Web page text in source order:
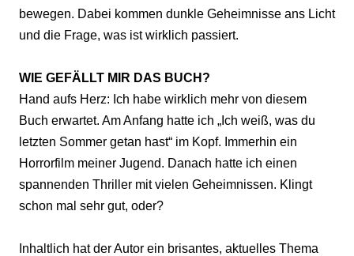
bewegen. Dabei kommen dunkle Geheimnisse ans Licht
und die Frage, was ist wirklich passiert.
WIE GEFÄLLT MIR DAS BUCH?
Hand aufs Herz: Ich habe wirklich mehr von diesem
Buch erwartet. Am Anfang hatte ich „Ich weiß, was du
letzten Sommer getan hast“ im Kopf. Immerhin ein
Horrorfilm meiner Jugend. Danach hatte ich einen
spannenden Thriller mit vielen Geheimnissen. Klingt
schon mal sehr gut, oder?
Inhaltlich hat der Autor ein brisantes, aktuelles Thema